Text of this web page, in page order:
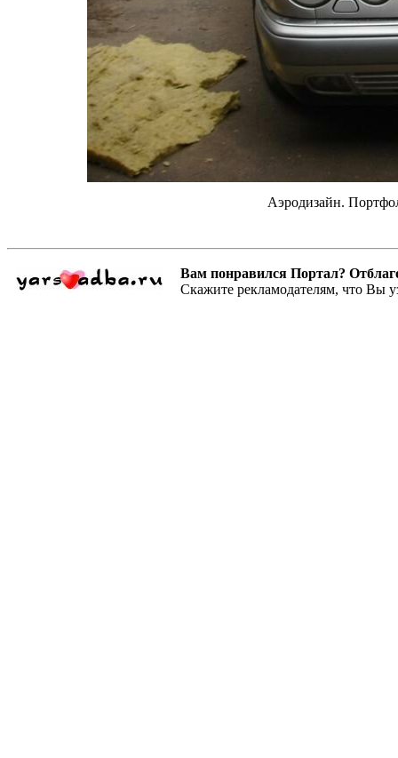
Аэродизайн.
Вам понравился Портал?
Скажите рекламодателям, что Вы